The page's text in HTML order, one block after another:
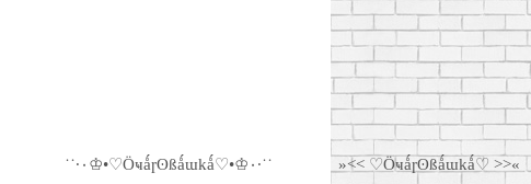
˙˙·٠♔•♡Ӧҹǻɼʘßǻɯkǻ♡•♔٠·˙˙ »<< ♡Ӧҹǻɼʘßǻɯkǻ♡ >>«